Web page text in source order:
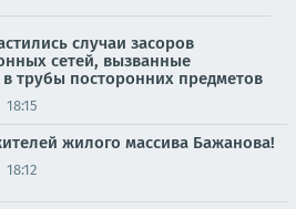
случаи засоров
сетей, вызванные
трубы посторонних предметов
18:15
жилого массива Бажанова!
18:12